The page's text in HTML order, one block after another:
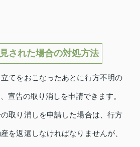
された場合の対処方法
てをおこなったあとに行方不明の
宣告の取り消しを申請できます。
取り消しを申請した場合は、行方
を返還しなければなりませんが、